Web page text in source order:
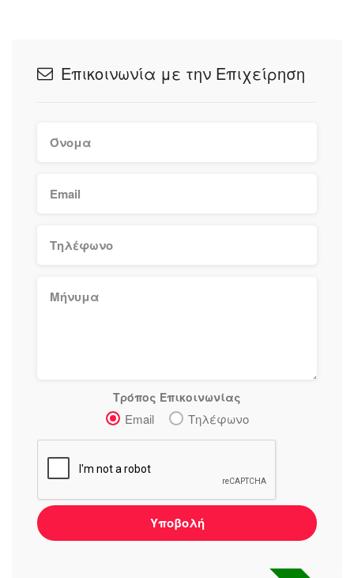
Επικοινωνία με την Επιχείρηση
Τρόπος Επικοινωνίας
Email Τηλέφωνο
Υποβολή